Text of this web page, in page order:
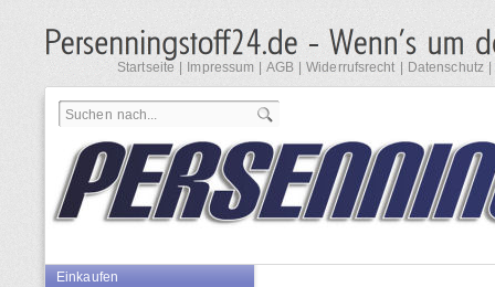
Startseite| Impressum AGB|Widerrufsrecht| Datenschutz
Einkaufen